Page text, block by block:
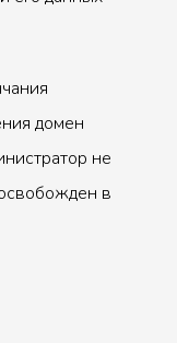
домен
не
в